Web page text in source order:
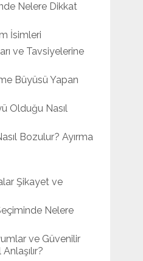
Nelere Dikkat
İsimleri
ve Tavsiyelerine
Büyüsü Yapan
Olduğu Nasıl
Bozulur? Ayırma
Şikayet ve
Nelere
ve Güvenilir